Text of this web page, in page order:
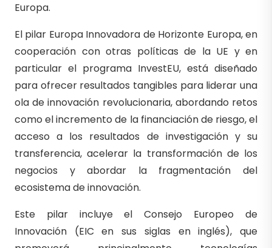
Europa.
El pilar Europa Innovadora de Horizonte Europa, en
cooperación con otras políticas de la UE y en
particular el programa InvestEU, está diseñado
para ofrecer resultados tangibles para liderar una
ola de innovación revolucionaria, abordando retos
como el incremento de la financiación de riesgo, el
acceso a los resultados de investigación y su
transferencia, acelerar la transformación de los
negocios y abordar la fragmentación del
ecosistema de innovación.
Este pilar incluye el Consejo Europeo de
Innovación (EIC en sus siglas en inglés), que